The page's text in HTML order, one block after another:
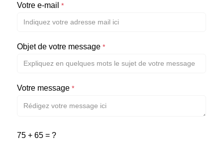
Votre e-mail*
Objet de votre message*
Votre message*
75 + 65 = ?